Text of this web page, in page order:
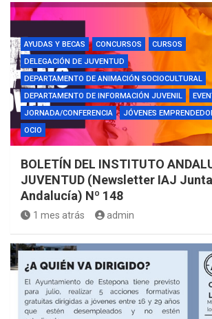
AYUDAS Y BECAS CONCURSOS
CURSOS
DELEGACIÓN DE JUVENTUD
DEPARTAMENTO DE ANIMACIÓN SOCIOCULTURAL
DEPARTAMENTO DE INFORMACIÓN JUVENIL
JORNADA/CONFERENCIA
JÓVENES
OCIO
BOLETÍN DEL INSTITUTO
JUVENTUD (Newsletter IAJ
Andalucía) Nº 148
1 mes atrás admin